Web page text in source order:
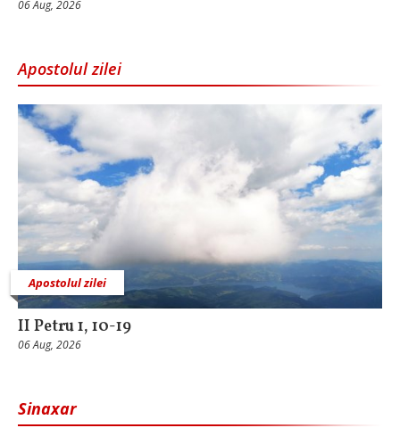
06 Aug, 2026
Apostolul zilei
Apostolul zilei
II Petru 1, 10-19
06 Aug, 2026
Sinaxar